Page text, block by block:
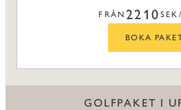
FRÅN 2210
BOKA
GOLFPAKET I